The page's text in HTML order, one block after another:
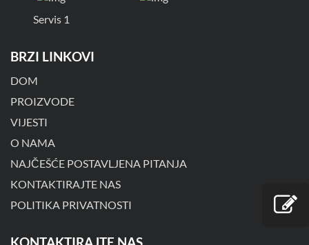
Servis 1
BRZI LINKOVI
DOM
PROIZVODE
VIJESTI
O NAMA
NAJČEŠĆE POSTAVLJENA PITANJA
KONTAKTIRAJTE NAS
POLITIKA PRIVATNOSTI